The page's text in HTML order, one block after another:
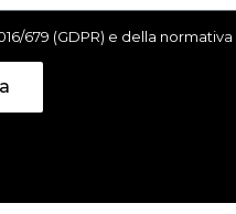
679 (GDPR) e della normativa